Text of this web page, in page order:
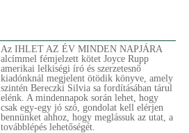
Az IHLET AZ ÉV MINDEN NAPJÁRA
alcímmel fémjelzett kötet Joyce Rupp
amerikai lelkiségi író és szerzetesnő
kiadónknál megjelent ötödik könyve, amely
szintén Bereczki Silvia sa fordításában tárul
elénk. A mindennapok során lehet, hogy
csak egy-egy jó szó, gondolat kell elérjen
bennünket ahhoz, hogy meglássuk az utat, a
továbblépés lehetőségét.